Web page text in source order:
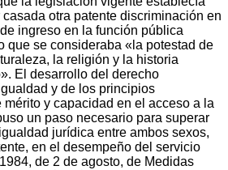
otra patente discriminación en
ingreso en la función pública
que se consideraba «la potestad de
la religión y la historia
El desarrollo del derecho
y de los principios
y capacidad en el acceso a la
un paso necesario para superar
jurídica entre ambos sexos,
en el desempeño del servicio
de 2 de agosto, de Medidas